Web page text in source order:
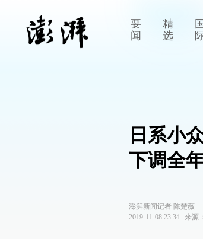
要
闻
精
选
国
日系小
下调全
澎湃新闻记者 陈楚薇
2019-11-08 23:34
来源：